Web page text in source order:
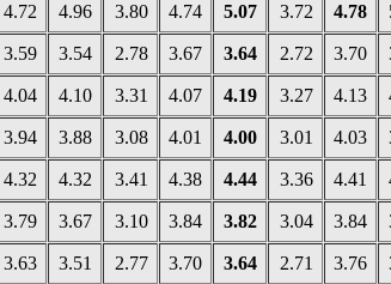
4.72 4.96 3.80 4.74 5.07 3.72 4.78
3.59 3.54 2.78 3.67 3.64 2.72 3.70
4.04 4.10 3.31 4.07 4.19 3.27 4.13
3.94 3.88 3.08 4.01 4.00 3.01 4.03
4.32 4.32 3.41 4.38 4.44 3.36 4.41
3.79 3.67 3.10 3.84 3.82 3.04 3.84
3.63 3.51 2.77 3.70 3.64 2.71 3.76